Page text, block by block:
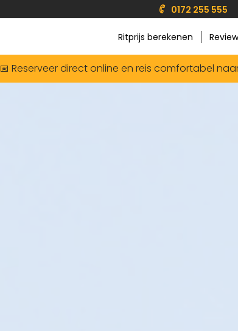
0172 255 555
Ritprijs berekenen
📅 Reserveer direct online en reis comfortabel